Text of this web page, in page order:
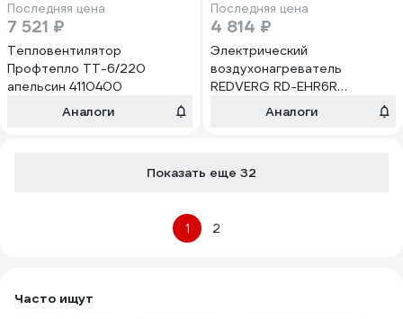
Последняя цена
7 521 ₽
Тепловентилятор
Профтепло ТТ-6/220
апельсин 4110400
Аналоги
Последняя цена
4 814 ₽
Электрический
воздухонагреватель
REDVERG RD-EHR6R
Аналоги
Показать еще 32
1 2
Часто ищут